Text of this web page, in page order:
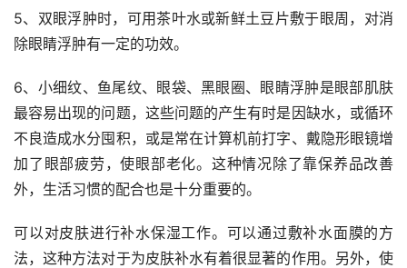
5、双眼浮肿时，可用茶叶水或新鲜土豆片敷于眼周，对消
除眼睛浮肿有一定的功效。
6、小细纹、鱼尾纹、眼袋、黑眼圈、眼睛浮肿是眼部肌肤
最容易出现的问题，这些问题的产生有时是因缺水，或循环
不良造成水分囤积，或是常在计算机前打字、戴隐形眼镜增
加了眼部疲劳，使眼部老化。这种情况除了靠保养品改善
外，生活习惯的配合也是十分重要的。
可以对皮肤进行补水保湿工作。可以通过敷补水面膜的方
法，这种方法对于为皮肤补水有着很显著的作用。另外，使